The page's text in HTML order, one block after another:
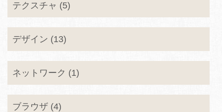
テクスチャ (5)
デザイン (13)
ネットワーク (1)
ブラウザ (4)